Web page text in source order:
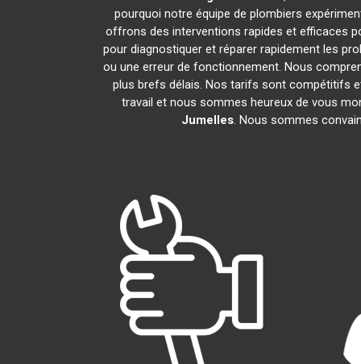
pourquoi notre équipe de plombiers
offrons des interventions rapides et efficaces
pour diagnostiquer et réparer rapidement les
ou une erreur de fonctionnement. Nous
plus brefs délais. Nos tarifs sont compétitifs
travail et nous sommes heureux de vous
Jumelles. Nous sommes